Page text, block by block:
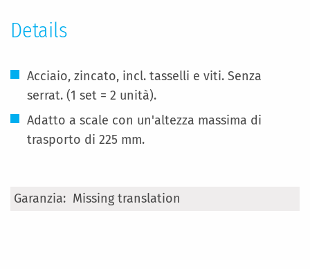
Details
Acciaio, zincato, incl. tasselli e viti. Senza
serrat. (1 set = 2 unità).
Adatto a scale con un'altezza massima di
trasporto di 225 mm.
Maggiori
Missing translation